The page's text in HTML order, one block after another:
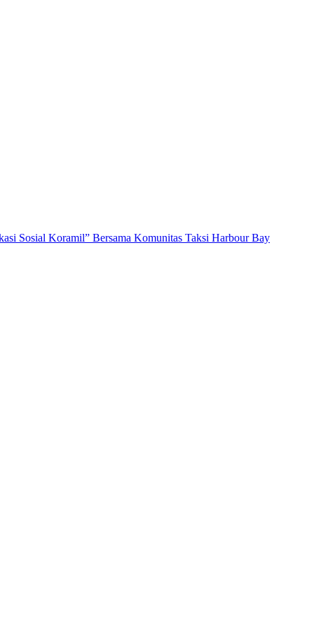
Sosial Koramil” Bersama Komunitas Taksi Harbour Bay